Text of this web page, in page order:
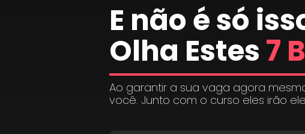
E não é só
Olha Estes 7
Ao garantir a sua vaga agora
você. Junto com o curso eles irão